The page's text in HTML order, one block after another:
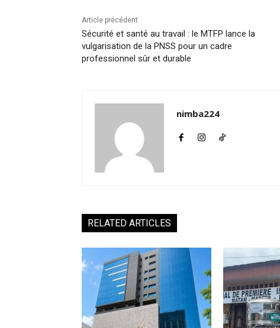
Article précédent
Sécurité et santé au travail : le MTFP lance la
vulgarisation de la PNSS pour un cadre
professionnel sûr et durable
nimba224
RELATED ARTICLES